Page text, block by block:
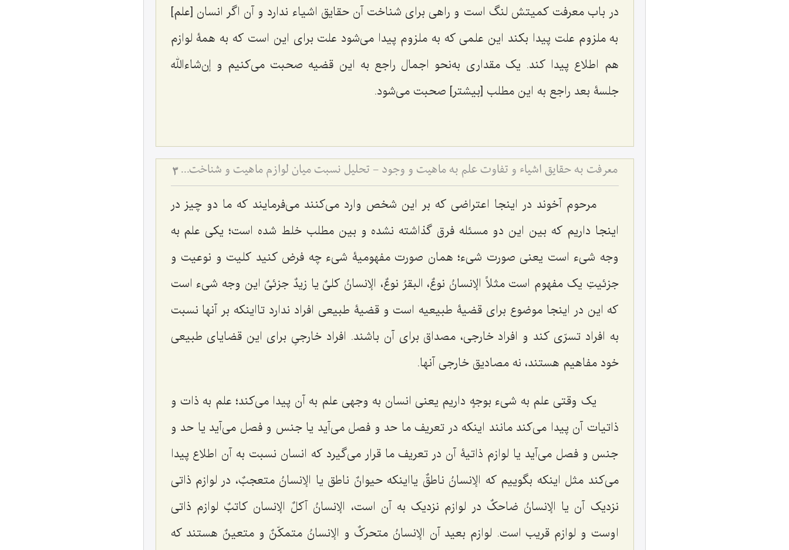
در باب معرفت کمیتش لنگ است و راهی برای شناخت آن حقایق اشیاء ندارد و آن اگر انسان [علم]
به ملزوم علت پیدا بکند این علمی که به ملزوم پیدا می‌شود علت برای این است که به همۀ لوازم
هم اطلاع پیدا کند. یک مقداری به‌‌نحو اجمال راجع به این قضیه صحبت می‌کنیم و إن‌شاءالله
جلسۀ بعد راجع به این مطلب [بیشتر] صحبت می‌شود.
معرفت به حقایق اشیاء و تفاوت علم به ماهیت و وجود - تحلیل نسبت میان لوازم ماهیت و شناخت ملزومات خارجی 3
مرحوم آخوند در اینجا اعتراضی که بر این شخص وارد می‌کنند می‌فرمایند که ما دو چیز در
اینجا داریم که بین این دو مسئله فرق گذاشته نشده و بین مطلب خلط شده است؛ یکی علم به
وجه شیء است یعنی صورت شیء؛ همان صورت مفهومیۀ شیء چه فرض کنید کلیت و نوعیت و
جزئیتِ یک مفهوم است مثلاً الإنسانُ نوعٌ، البقرُ نوعٌ، الإنسانُ کلیٌ یا زیدٌ جزئیٌ این وجه شیء است
که این در اینجا موضوع برای قضیۀ طبیعیه است و قضیۀ طبیعی افراد ندارد تااینکه بر آنها نسبت
به افراد تسرّی کند و افراد خارجی، مصداق برای آن باشند. افراد خارجیِ برای این قضایای طبیعی
خود مفاهیم هستند، نه مصادیق خارجی آنها.
یک وقتی علم به شیء بوجهٍ داریم یعنی انسان به وجهی علم به آن پیدا می‌کند؛ علم به ذات و
ذاتیات آن پیدا می‌کند مانند اینکه در تعریف ما حد و فصل می‌آید یا جنس و فصل می‌آید یا حد و
جنس و فصل می‌آید یا لوازم ذاتیۀ آن در تعریف ما قرار می‌گیرد که انسان نسبت به آن اطلاع پیدا
می‌کند مثل اینکه بگوییم که الإنسانُ ناطقٌ یااینکهحیوانٌ ناطق یا الإنسانُ متعجبٌ، در لوازم ذاتی
نزدیک آن یا الإنسانُ ضاحکٌ در لوازم نزدیک به آن است، الإنسانُ آکلٌ الإنسان کاتبٌ لوازم ذاتی
اوست و لوازم قریب است. لوازم بعید آن الإنسانُ متحرکٌ و الإنسانُ متمکّنٌ و متعینٌ هستند که